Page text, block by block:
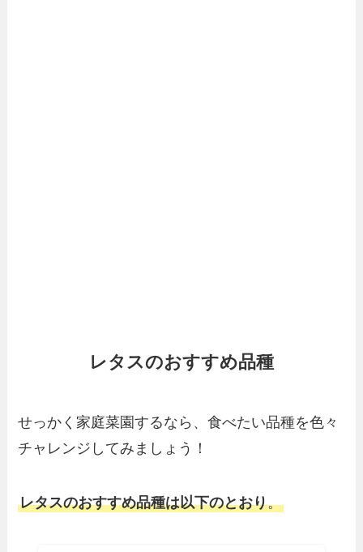
レタスのおすすめ品種
せっかく家庭菜園するなら、食べたい品種を色々
チャレンジしてみましょう！
レタスのおすすめ品種は以下のとおり。